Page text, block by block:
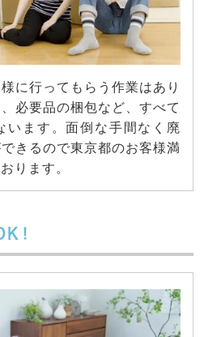
に行ってもらう作業はあり
必要品の梱包など、すべて
います。面倒な手間なく廃
きるので東京都のお客様満
ります。
！